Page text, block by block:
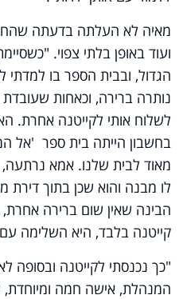
מאיה לא העלתה בדעתה
ועוד באופן בלתי צפוי.
הגדול, ובבית הספר בו
נותרה ברירה, וכאחות
לשלוח אותי לקייטנה אחרת.
בחשבון הייתה בית ספר 'אל
מאוד לבית שלנו. אמא
לו מבנה והוא שכן בתוך דירת
הבינה שאין שום ברירה אחרת,
קייטנה בלבד, היא השלימה
"כך נכנסתי לקייטנה ובסופה
המנהלת, אישה חמה